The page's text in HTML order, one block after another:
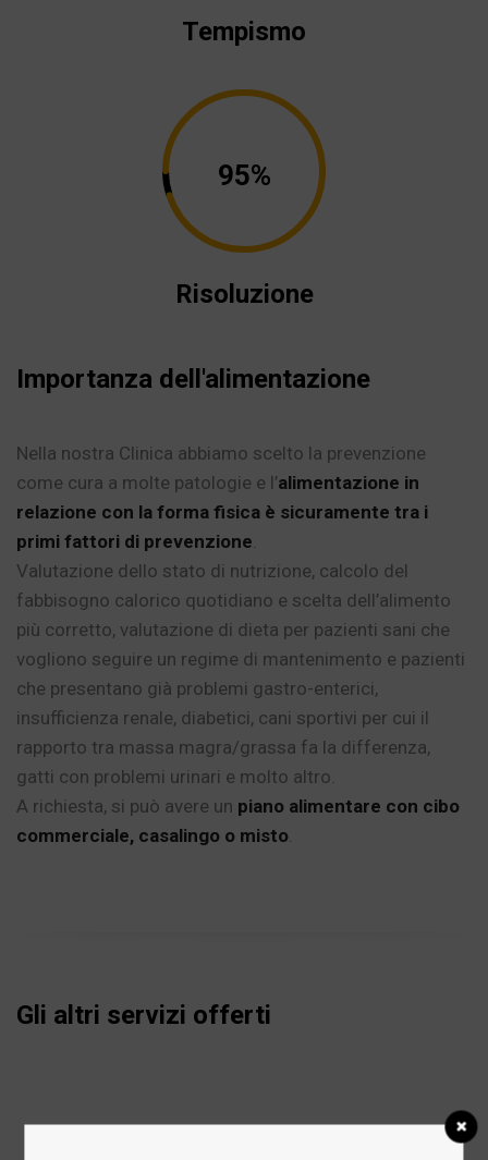
Tempismo
95%
Risoluzione
Importanza dell'alimentazione
Nella nostra Clinica abbiamo scelto la prevenzione
come cura a molte patologie e l’alimentazione in
relazione con la forma fisica è sicuramente tra i
primi fattori di prevenzione
Valutazione dello stato di nutrizione, calcolo del
fabbisogno calorico quotidiano e scelta dell’alimento
più corretto, valutazione di dieta per pazienti sani che
vogliono seguire un regime di mantenimento e pazienti
che presentano già problemi gastro-enterici,
insufficienza renale, diabetici, cani sportivi per cui il
rapporto tra massa magra/grassa fa la differenza,
gatti con problemi urinari e molto altro.
A richiesta, si può avere un piano alimentare con cibo
commerciale, casalingo o misto
Gli altri servizi offerti